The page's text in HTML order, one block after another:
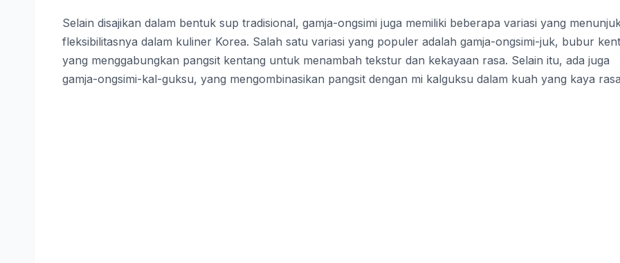
Selain disajikan dalam bentuk sup tradisional, gamja-ongsimi juga memiliki beberapa variasi yang
fleksibilitasnya dalam kuliner Korea. Salah satu variasi yang populer adalah gamja-ongsimi-juk, bubur
yang menggabungkan pangsit kentang untuk menambah tekstur dan kekayaan rasa. Selain itu, ada juga
gamja-ongsimi-kal-guksu, yang mengombinasikan pangsit dengan mi kalguksu dalam kuah yang kaya